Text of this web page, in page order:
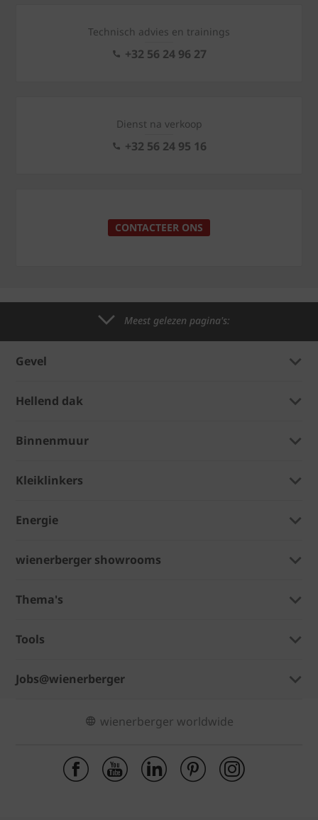
Technisch advies en trainings
+32 56 24 96 27
Dienst na verkoop
+32 56 24 95 16
CONTACTEER ONS
Meest gelezen pagina's:
Gevel
Hellend dak
Binnenmuur
Kleiklinkers
Energie
wienerberger showrooms
Thema's
Tools
Jobs@wienerberger
wienerberger worldwide